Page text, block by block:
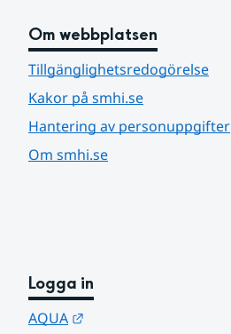
Om webbplatsen
Tillgänglighetsredogörelse
Kakor på smhi.se
Hantering av personuppgifter
Om smhi.se
Logga in
AQUA